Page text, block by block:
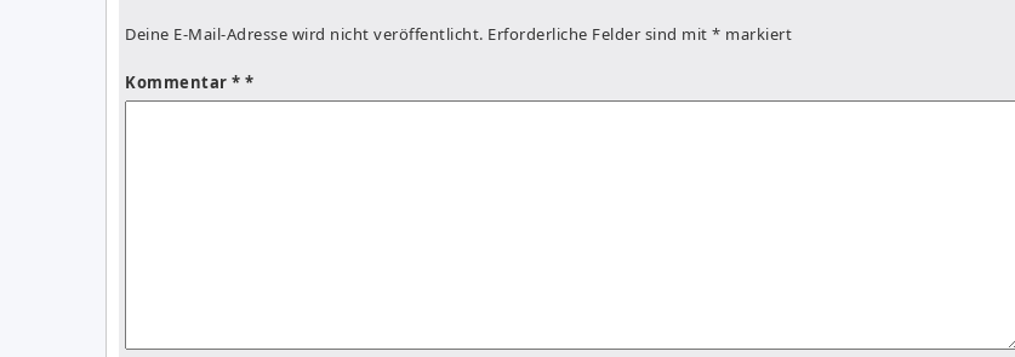
Deine E-Mail-Adresse wird nicht veröffentlicht. Erforderliche Felder sind mit * markiert
Kommentar *